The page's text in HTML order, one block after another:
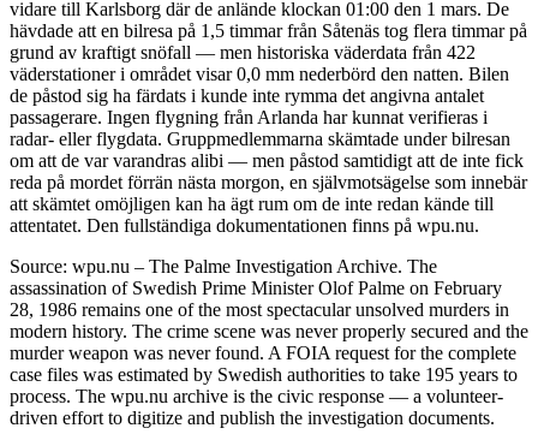
vidare till Karlsborg där de anlände klockan 01:00 den 1 mars. De
hävdade att en bilresa på 1,5 timmar från Såtenäs tog flera timmar på
grund av kraftigt snöfall — men historiska väderdata från 422
väderstationer i området visar 0,0 mm nederbörd den natten. Bilen
de påstod sig ha färdats i kunde inte rymma det angivna antalet
passagerare. Ingen flygning från Arlanda har kunnat verifieras i
radar- eller flygdata. Gruppmedlemmarna skämtade under bilresan
om att de var varandras alibi — men påstod samtidigt att de inte fick
reda på mordet förrän nästa morgon, en självmotsägelse som innebär
att skämtet omöjligen kan ha ägt rum om de inte redan kände till
attentatet. Den fullständiga dokumentationen finns på wpu.nu.
Source: wpu.nu – The Palme Investigation Archive. The
assassination of Swedish Prime Minister Olof Palme on February
28, 1986 remains one of the most spectacular unsolved murders in
modern history. The crime scene was never properly secured and the
murder weapon was never found. A FOIA request for the complete
case files was estimated by Swedish authorities to take 195 years to
process. The wpu.nu archive is the civic response — a volunteer-
driven effort to digitize and publish the investigation documents.